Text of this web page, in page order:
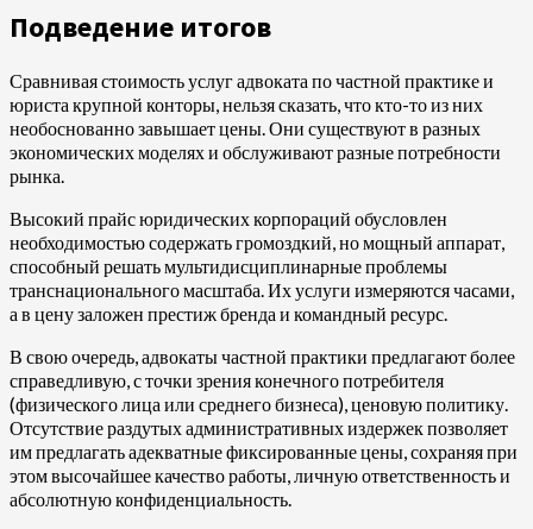
Подведение итогов
Сравнивая стоимость услуг адвоката по частной практике и
юриста крупной конторы, нельзя сказать, что кто-то из них
необоснованно завышает цены. Они существуют в разных
экономических моделях и обслуживают разные потребности
рынка.
Высокий прайс юридических корпораций обусловлен
необходимостью содержать громоздкий, но мощный аппарат,
способный решать мультидисциплинарные проблемы
транснационального масштаба. Их услуги измеряются часами,
а в цену заложен престиж бренда и командный ресурс.
В свою очередь, адвокаты частной практики предлагают более
справедливую, с точки зрения конечного потребителя
(физического лица или среднего бизнеса), ценовую политику.
Отсутствие раздутых административных издержек позволяет
им предлагать адекватные фиксированные цены, сохраняя при
этом высочайшее качество работы, личную ответственность и
абсолютную конфиденциальность.